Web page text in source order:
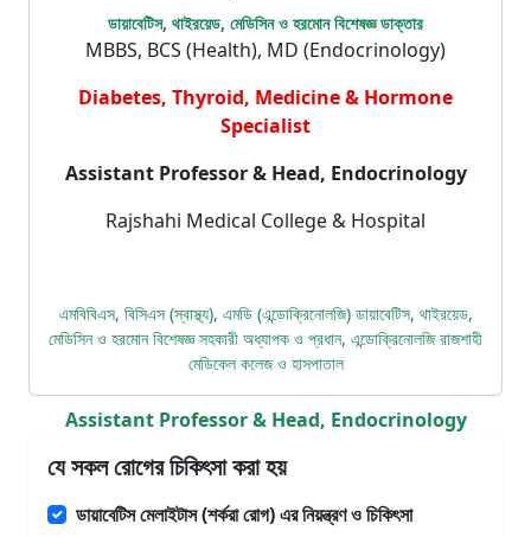
ডায়াবেটিস, থাইরয়েড, মেডিসিন ও হরমোন বিশেষজ্ঞ ডাক্তার
MBBS, BCS (Health), MD (Endocrinology)
Diabetes, Thyroid, Medicine & Hormone
Specialist
Assistant Professor & Head, Endocrinology
Rajshahi Medical College & Hospital
এমবিবিএস, বিসিএস (স্বাস্থ্য), এমডি (এন্ডোক্রিনোলজি) ডায়াবেটিস, থাইরয়েড,
মেডিসিন ও হরমোন বিশেষজ্ঞ সহকারী অধ্যাপক ও প্রধান, এন্ডোক্রিনোলজি রাজশাহী
মেডিকেল কলেজ ও হাসপাতাল
Assistant Professor & Head, Endocrinology
যে সকল রোগের চিকিৎসা করা হয়
ডায়াবেটিস মেলাইটাস (শর্করা রোগ) এর নিয়ন্ত্রণ ও চিকিৎসা